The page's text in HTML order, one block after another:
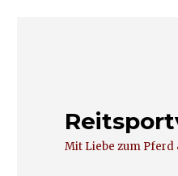
Mit Liebe zum Pferd